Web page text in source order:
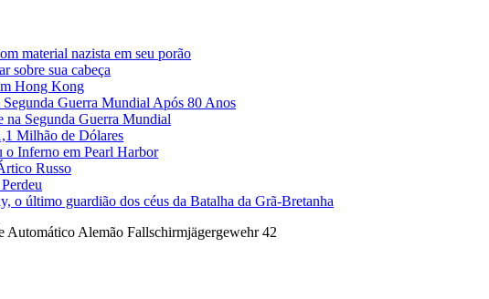
material nazista em seu porão
sobre sua cabeça
Hong Kong
Guerra Mundial Após 80 Anos
Segunda Guerra Mundial
Milhão de Dólares
o Inferno em Pearl Harbor
Russo
o último guardião dos céus da Batalha da Grã-Bretanha
Automático Alemão Fallschirmjägergewehr 42